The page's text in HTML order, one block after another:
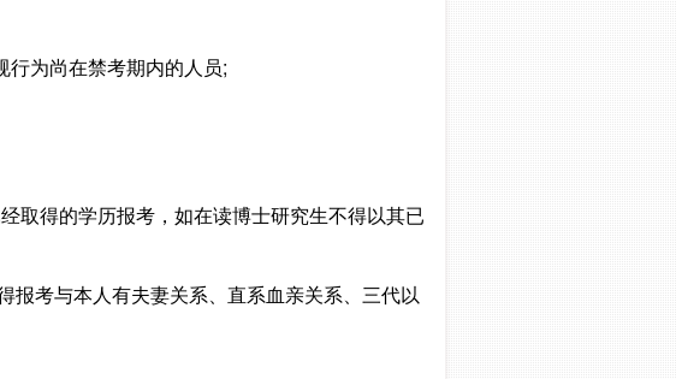
为尚在禁考期内的人员;
取得的学历报考，如在读博士研究生不得以其已
报考与本人有夫妻关系、直系血亲关系、三代以